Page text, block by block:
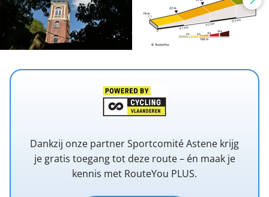
Dankzij onze partner Sportcomité Astene krijg
je gratis toegang tot deze route – én maak je
kennis met RouteYou PLUS.